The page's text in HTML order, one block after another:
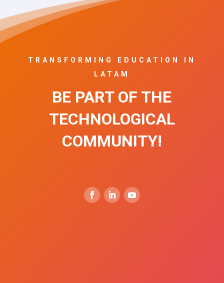
TRANSFORMING EDUCATION IN
LATAM
BE PART OF THE
TECHNOLOGICAL
COMMUNITY!